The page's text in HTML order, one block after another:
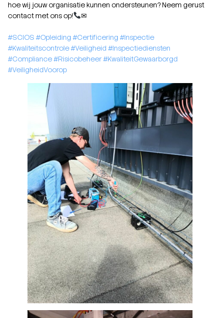
hoe wij jouw organisatie kunnen ondersteunen? Neem gerust
contact met ons op!
✉
#SCIOS #Opleiding #Certificering #Inspectie
#Kwaliteitscontrole#Veiligheid #Inspectiediensten
#Compliance#Risicobeheer#KwaliteitGewaarborgd
#VeiligheidVoorop